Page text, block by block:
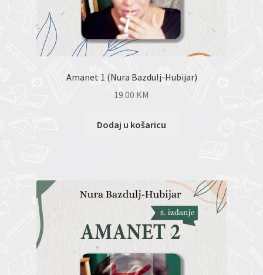
Amanet 1 (Nura Bazdulj-Hubijar)
19.00 KM
Dodaj u košaricu